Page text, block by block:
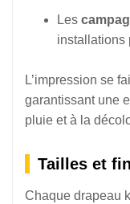
Les
installations
L’impression se
garantissant une
pluie et à la
Tailles et
Chaque drapeau